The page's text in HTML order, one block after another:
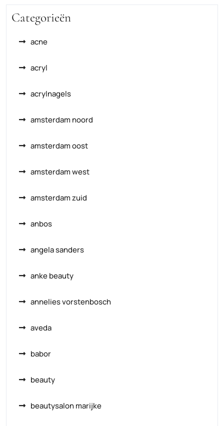
Categorieën
acne
acryl
acrylnagels
amsterdam noord
amsterdam oost
amsterdam west
amsterdam zuid
anbos
angela sanders
anke beauty
annelies vorstenbosch
aveda
babor
beauty
beautysalon marijke